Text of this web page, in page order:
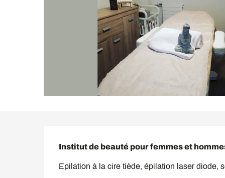
Institut de beauté pour femmes et
Epilation à la cire tiède, épilation laser diode,